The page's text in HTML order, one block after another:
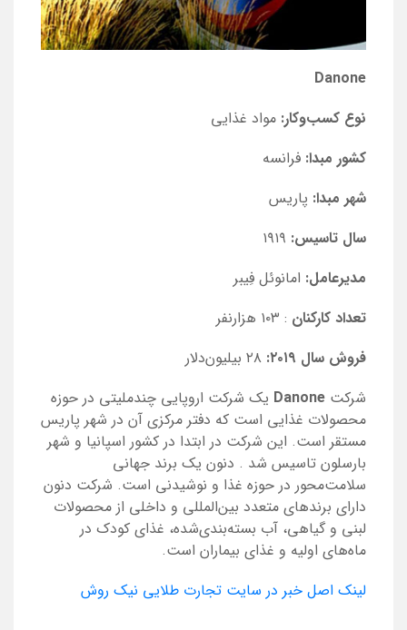
Danone
نوع کسب‌و‌کار: مواد غذایی
کشور مبدا: فرانسه
شهر مبدا: پاریس
سال تاسیس: ۱۹۱۹
مدیرعامل: امانوئل فِیبر
تعداد کارکنان : ۱۰۳ هزارنفر
فروش سال ۲۰۱۹:
۲۸ بیلیون‌دلار
شرکت Danone یک شرکت اروپایی چندملیتی در حوزه
محصولات غذایی است که دفتر مرکزی آن در شهر پاریس
مستقر است. این شرکت در ابتدا در کشور اسپانیا و شهر
بارسلون تاسیس شد . دنون یک برند جهانی
سلامت‌محور در حوزه غذا و نوشیدنی است. شرکت دنون
دارای برندهای متعدد بین‌المللی و داخلی از محصولات
لبنی و گیاهی، آب بسته‌بندی‌شده، غذای کودک در
ماه‌های اولیه و غذای بیماران است.
لینک اصل خبر در سایت تجارت طلایی نیک روش